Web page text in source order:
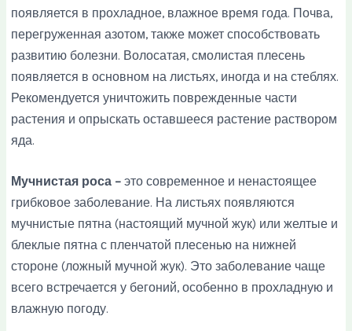
появляется в прохладное, влажное время года. Почва,
перегруженная азотом, также может способствовать
развитию болезни. Волосатая, смолистая плесень
появляется в основном на листьях, иногда и на стеблях.
Рекомендуется уничтожить поврежденные части
растения и опрыскать оставшееся растение раствором
яда.
Мучнистая роса – это современное и ненастоящее
грибковое заболевание. На листьях появляются
мучнистые пятна (настоящий мучной жук) или желтые и
блеклые пятна с пленчатой плесенью на нижней
стороне (ложный мучной жук). Это заболевание чаще
всего встречается у бегоний, особенно в прохладную и
влажную погоду.